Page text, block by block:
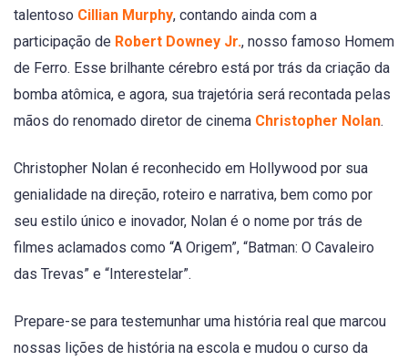
talentoso Cillian Murphy, contando ainda com a
participação de Robert Downey Jr., nosso famoso Homem
de Ferro. Esse brilhante cérebro está por trás da criação da
bomba atômica, e agora, sua trajetória será recontada pelas
mãos do renomado diretor de cinema Christopher Nolan.
Christopher Nolan é reconhecido em Hollywood por sua
genialidade na direção, roteiro e narrativa, bem como por
seu estilo único e inovador, Nolan é o nome por trás de
filmes aclamados como “A Origem”, “Batman: O Cavaleiro
das Trevas” e “Interestelar”.
Prepare-se para testemunhar uma história real que marcou
nossas lições de história na escola e mudou o curso da